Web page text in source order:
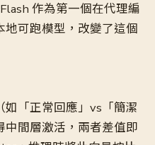
作為第一個在代理編
可跑模型，改變了這個
「正常回應」vs「簡潔
間層激活，兩者差值即